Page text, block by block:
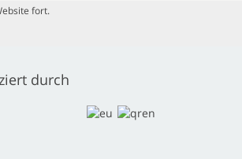
fort.
durch